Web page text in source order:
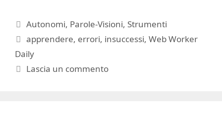
Categorie
Autonomi, Parole-Visioni, Strumenti
Tag
apprendere, errori, insuccessi,Web Worker
Daily
Lascia un commento